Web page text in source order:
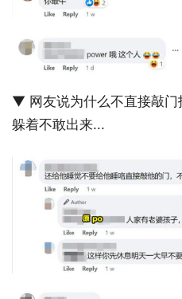
▼ 网友说为什么不直接敲门
躲着不敢出来...